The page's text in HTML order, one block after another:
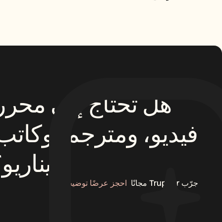
جرّب Trupeer مجانًا احجز عرضًا توضيحيًا